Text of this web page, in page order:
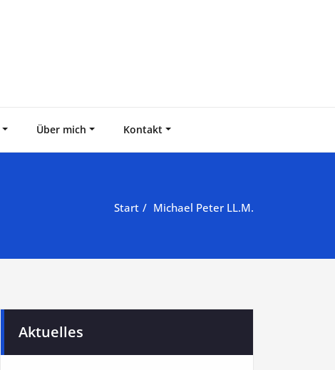
Über mich Kontakt
Start Michael Peter LL.M.
Aktuelles